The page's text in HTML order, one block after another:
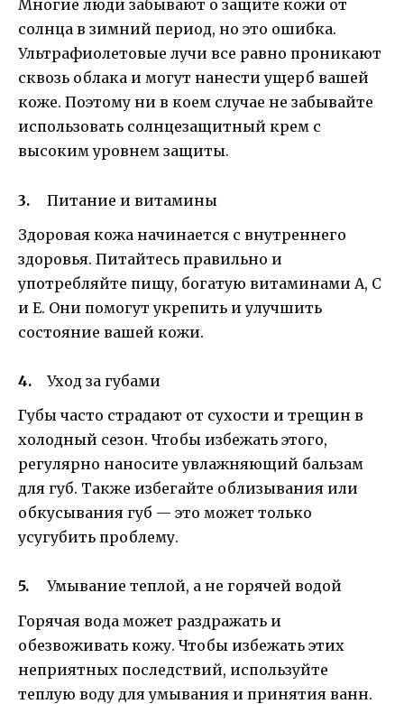
Многие люди забывают о защите кожи от
солнца в зимний период, но это ошибка.
Ультрафиолетовые лучи все равно проникают
сквозь облака и могут нанести ущерб вашей
коже. Поэтому ни в коем случае не забывайте
использовать солнцезащитный крем с
высоким уровнем защиты.
Питание и витамины
Здоровая кожа начинается с внутреннего
здоровья. Питайтесь правильно и
употребляйте пищу, богатую витаминами А, С
и Е. Они помогут укрепить и улучшить
состояние вашей кожи.
Уход за губами
Губы часто страдают от сухости и трещин в
холодный сезон. Чтобы избежать этого,
регулярно наносите увлажняющий бальзам
для губ. Также избегайте облизывания или
обкусывания губ — это может только
усугубить проблему.
Умывание теплой, а не горячей водой
Горячая вода может раздражать и
обезвоживать кожу. Чтобы избежать этих
неприятных последствий, используйте
теплую воду для умывания и принятия ванн.